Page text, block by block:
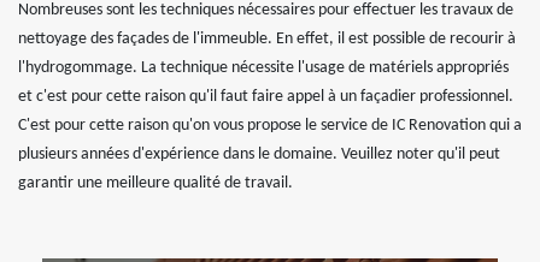
Nombreuses sont les techniques nécessaires pour effectuer les travaux de
nettoyage des façades de l'immeuble. En effet, il est possible de recourir à
l'hydrogommage. La technique nécessite l'usage de matériels appropriés
et c'est pour cette raison qu'il faut faire appel à un façadier professionnel.
C'est pour cette raison qu'on vous propose le service de IC Renovation qui a
plusieurs années d'expérience dans le domaine. Veuillez noter qu'il peut
garantir une meilleure qualité de travail.